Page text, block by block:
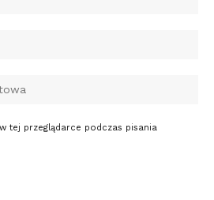
tej przeglądarce podczas pisania